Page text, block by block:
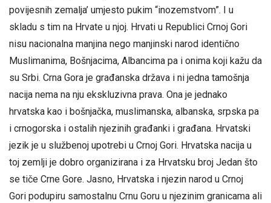
povijesnih zemalja’ umjesto pukim “inozemstvom”. I u
skladu s tim na Hrvate u njoj. Hrvati u Republici Crnoj Gori
nisu nacionalna manjina nego manjinski narod identično
Muslimanima, Bošnjacima, Albancima pa i onima koji kažu da
su Srbi. Crna Gora je građanska država i ni jedna tamošnja
nacija nema na nju ekskluzivna prava. Ona je jednako
hrvatska kao i bošnjačka, muslimanska, albanska, srpska pa
i crnogorska i ostalih njezinih građanki i građana. Hrvatski
jezik je u službenoj upotrebi u Crnoj Gori. Hrvatska nacija u
toj zemlji je dobro organizirana i za Hrvatsku broj Jedan što
se tiče Crne Gore. Jasno, Hrvatska i njezin narod u Crnoj
Gori podupiru samostalnu Crnu Goru u njezinim granicama ali